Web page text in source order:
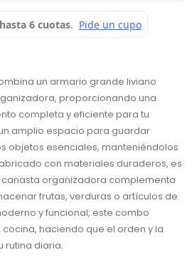
un armario grande liviano
proporcionando una
completa y eficiente para tu
amplio espacio para guardar
objetos esenciales, manteniéndolos
con materiales duraderos, es
canasta organizadora complementa
frutas, verduras o artículos de
y funcional, este combo
haciendo que el orden y la
rutina diaria.